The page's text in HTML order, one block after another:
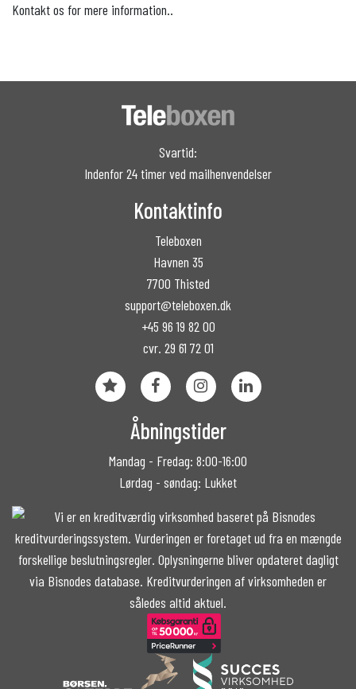
Kontakt os for mere information..
Svartid:
Indenfor 24 timer ved mailhenvendelser
Kontaktinfo
Teleboxen
Havnen 35
7700 Thisted
support@teleboxen.dk
+45 96 19 82 00
cvr. 29 61 72 01
Åbningstider
Mandag - Fredag: 8:00-16:00
Lørdag - søndag: Lukket